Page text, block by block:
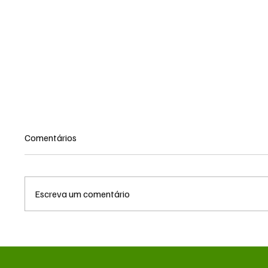
Comentários
Escreva um comentário